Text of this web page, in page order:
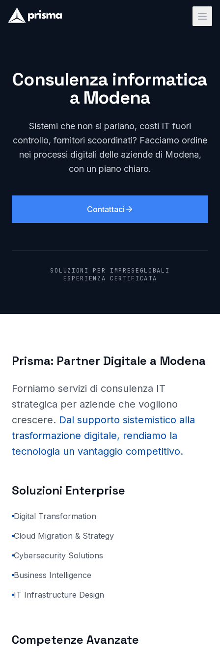
Consulenza informatica
a Modena
Sistemi che non si parlano, costi IT fuori
controllo, fornitori scoordinati? Facciamo ordine
nei processi digitali delle aziende di Modena,
con un piano chiaro.
Contattaci
SOLUZIONI PER IMPRESE GLOBALI
ESPERIENZA CERTIFICATA
Prisma: Partner Digitale a Modena
Forniamo servizi di consulenza IT
strategica per aziende che vogliono
crescere. Dal supporto sistemistico alla
trasformazione digitale, rendiamo la
tecnologia un vantaggio competitivo.
Soluzioni Enterprise
Digital Transformation
Cloud Migration & Strategy
Cybersecurity Solutions
Business Intelligence
IT Infrastructure Design
Competenze Avanzate